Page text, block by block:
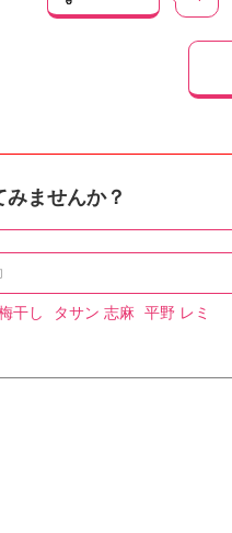
みませんか？
干し タサン 志麻 平野 レミ